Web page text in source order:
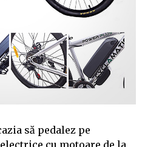
să pedalez pe
cu motoare de la